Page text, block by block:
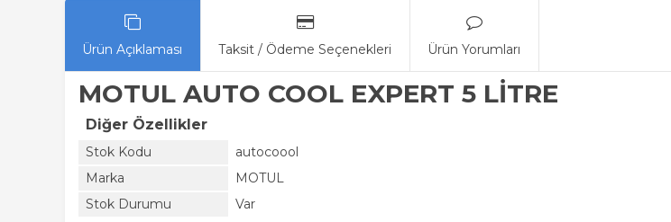
Ürün Açıklaması Taksit / Ödeme Seçenekleri Ürün Yorumları
MOTUL AUTO COOL EXPERT 5 LİTRE
Diğer Özellikler
Stok Kodu
autocoool
Marka
MOTUL
Stok Durumu
Var